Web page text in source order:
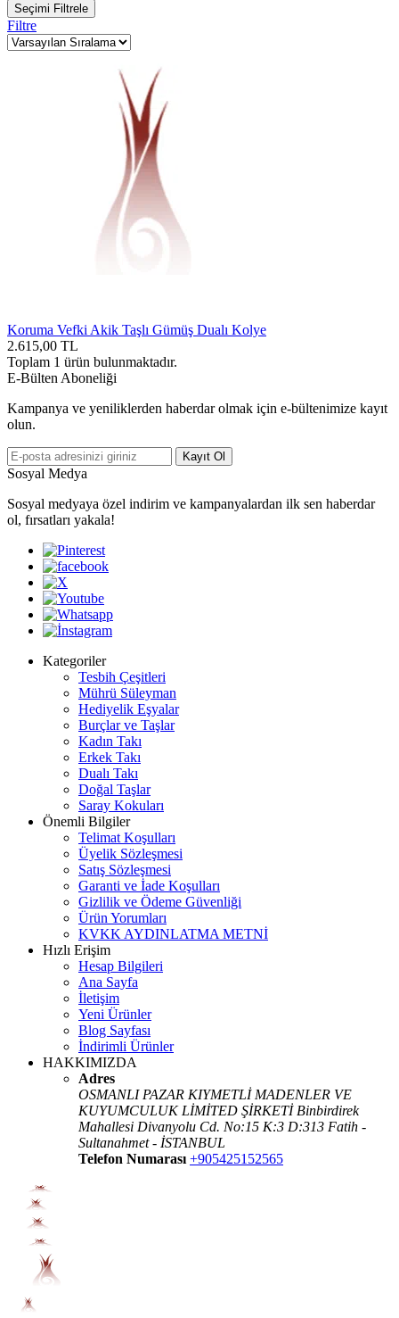
Seçimi Filtrele
Filtre
Koruma Vefki Akik Taşlı Gümüş Dualı Kolye
2.615,00 TL
Toplam 1 ürün bulunmaktadır.
E-Bülten Aboneliği
Kampanya ve yeniliklerden haberdar olmak için e-bültenimize kayıt
olun.
Kayıt Ol
Sosyal Medya
Sosyal medyaya özel indirim ve kampanyalardan ilk sen haberdar
ol, fırsatları yakala!
Kategoriler
Tesbih Çeşitleri
Mührü Süleyman
Hediyelik Eşyalar
Burçlar ve Taşlar
Kadın Takı
Erkek Takı
Dualı Takı
Doğal Taşlar
Saray Kokuları
Önemli Bilgiler
Telimat Koşulları
Üyelik Sözleşmesi
Satış Sözleşmesi
Garanti ve İade Koşulları
Gizlilik ve Ödeme Güvenliği
Ürün Yorumları
KVKK AYDINLATMA METNİ
Hızlı Erişim
Hesap Bilgileri
Ana Sayfa
İletişim
Yeni Ürünler
Blog Sayfası
İndirimli Ürünler
HAKKIMIZDA
Adres
OSMANLI PAZAR KIYMETLİ MADENLER VE
KUYUMCULUK LİMİTED ŞİRKETİ Binbirdirek
Mahallesi Divanyolu Cd. No:15 K:3 D:313 Fatih -
Sultanahmet - İSTANBUL
Telefon Numarası +905425152565